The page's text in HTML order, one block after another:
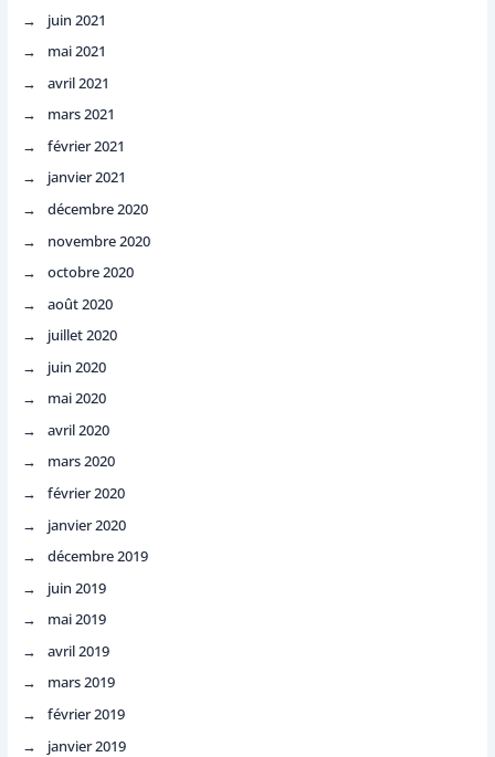
juin 2021
mai 2021
avril 2021
mars 2021
février 2021
janvier 2021
décembre 2020
novembre 2020
octobre 2020
août 2020
juillet 2020
juin 2020
mai 2020
avril 2020
mars 2020
février 2020
janvier 2020
décembre 2019
juin 2019
mai 2019
avril 2019
mars 2019
février 2019
janvier 2019